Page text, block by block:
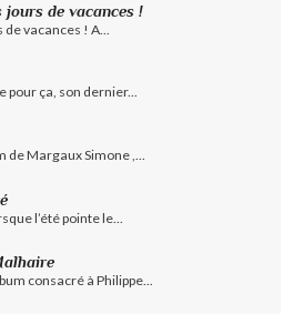
jours de vacances !
vacances ! A...
pour ça, son dernier...
Margaux Simone ,...
l’été pointe le...
consacré à Philippe...